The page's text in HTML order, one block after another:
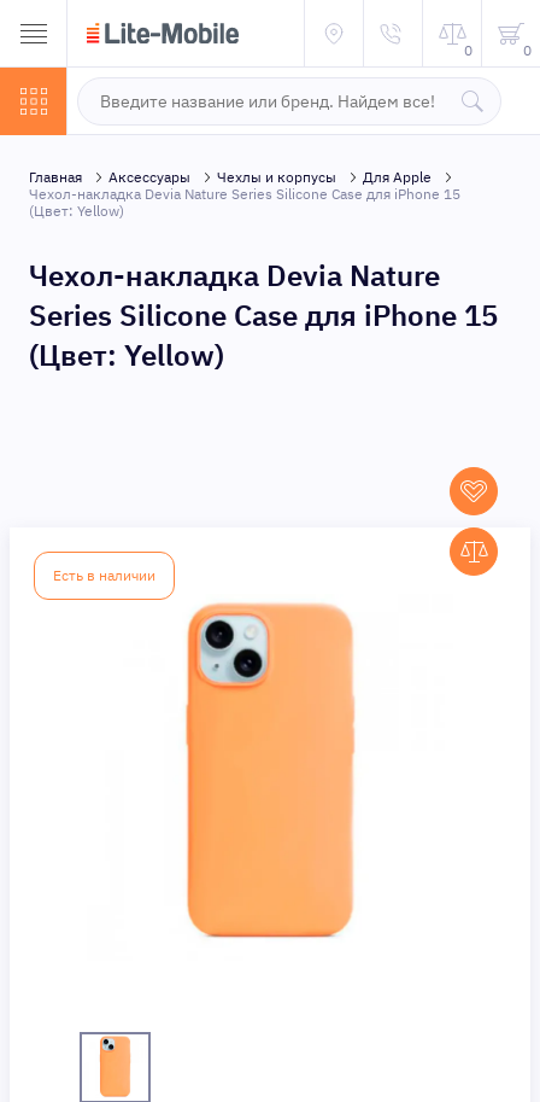
0 0
Главная Аксессуары Чехлы и корпусы
Для Apple
Чехол-накладка Devia Nature Series Silicone Case для iPhone 15
(Цвет: Yellow)
Чехол-накладка Devia Nature
Series Silicone Case для iPhone 15
(Цвет: Yellow)
Есть в наличии